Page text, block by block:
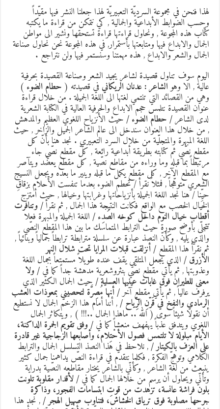
فنحن في مجموعة السرديّة التعبيريّة لهذا جعلنا النشر فيها مقيّداً
الضوابط الأبداعيّة والجمالية , كي نتمكن من قراءة ما يكتبه
هذه المجوعة , ونحاول قراءتها قراءة تستحقها ونشير الى مواطن
والابداع فيها ومتابعتها بأستمرار, في هذه المجوعة نحن نحاول صناعة
والشعر والابداع , هذه مهمتنا وسنستمر فيها ولن نتراجع .
سوف تناول قصيدة لشاعر يجيد الشعر وصناعة القصيدة بحرفية
, الا وهوالشاعر : عدنان الريكانيفي قصيدته (حطام الضوء)
من القصائد التي تنتمي لغتها الى اللغة الجميلة . من خلال قراءة
القصيدة نتلمس حجم الابداع والحرفية العالية في الكتابة الشعرية
الشاعر/ حطام الضوء /حيث الأنزياح اللغوي العظيم والمدهش
خلال هذا العنوان سندخل الى عالم الشاعر الجميل والزاخر , حيث
المبهرة والمتجلّية من خلال السرد التعبيري . نجد هنا بأنّ كل
نصّي ثم كتابته بطريقة أبداعية رائعة , كلّ مقطع نصّي جاء
بما قبله وما وراءه من مقاطع نصّية , كل مقطع يعضّد ويتآصر
المقطع الآخر , كل مقطع يكمل ما قبله وينير ما بعده ويجعل النسيج
متوهّجاً , فمثلاً نقرأ /تحطم الضوء بعدما تنفست الأحلام بزقاقِ
/ هنا نجد اللغة الجميلة بأنزياحاتها وغرابتها وخيالها , حيث أمتزج
الخصب مع الواقع فكانت النتيجة هذا الجمال , ثم نقرأ/وتنافرت
خيال النوم داخل كوخه الصَدِء/اللغة الجميلة والمبهرة فعلا
بأوضح صورة حيث الترابط المتماسك ما بين هذا المقطع النصّي
يليه , وكأنّ النصذ عبارة عن سلسلة مترابطة ترابطاً جمالياً وبنائياً ,
نقرأ هذا المقطع/أنزلقت قبلات المرايا تحت شلال النهر
/الذي يجعل المتلقي يقف عنده طويلاً مستمتعاً بجمال اللغة
, ثم يأتي مقطع نصّي بنثروشعرية مدهشة جداً كما في/ولا
للطيران فوق غابات عينيها العسلية/حيث الجمال الكثير الذي
عالياً , ثم يأتي مقطع آخر/أنها مُصِرَّة لتحصيني بمعوذات العشب
والنفخ في قَرّنِ الرِّياح/, أننا أمام هذا الزخم الجمال لا نستطيع
نقولا شيئاً سوى ( الله .. ماهذا الجمال ..!!! ) , ويتكاثر الجمال
ويتدفق عذباً يهفهف منعشاً كما في/وفق تقويم الجمرة الداكنة،
مبلولة لا تلتمس فصول الأحْتِلام، وأصابعها الزجاجية غير قادرة
العزف بالكيتار/, نلاحظ في هذا النصذ التسلسل الجمال والترابط
وتوهّج الفكرة , فكلما نتقدم في قراءة النصّ يداهمنا جمال كثير
من لغة الشاعر , وكأنّي بالشاعر يختار مقاطعه النصّية بدراية
ويحاول أن يرسم من خلالها الجمال كما في/لأقدار مقلوبة تلونت
فراشة عانسة، تزهدت من قوتِ ابتسامات الفجور، وذاكرة
مصلوبة فوق ترياق الخشاش، فتناوب صهيل الهجر/, نجد هذا